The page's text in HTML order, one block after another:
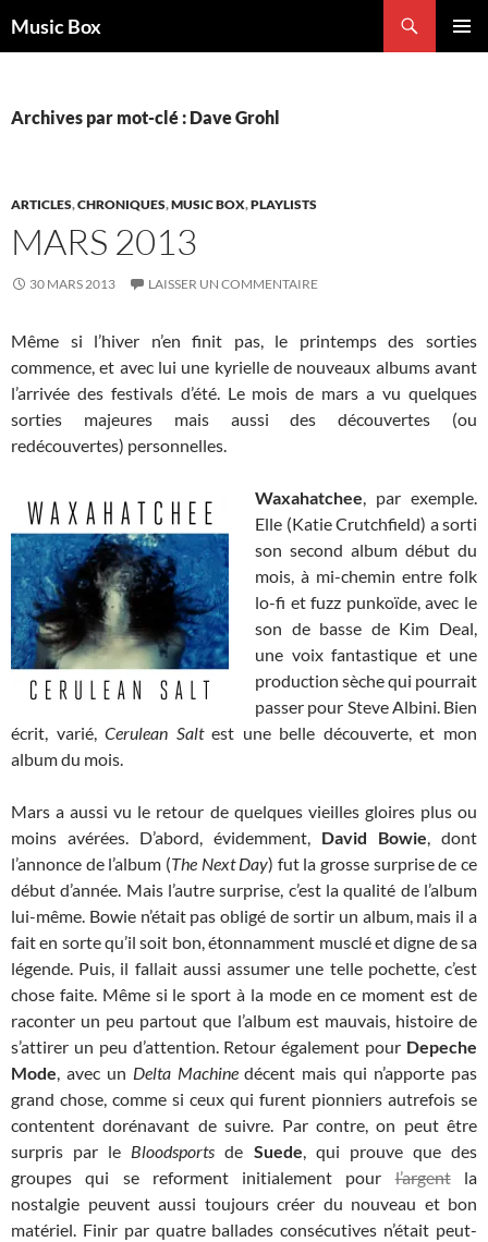
auMusic Box
Archives par mot-clé : Dave Grohl
ARTICLES,CHRONIQUES,MUSIC BOX,PLAYLISTS
MARS 2013
30 MARS 2013 LAISSER UN COMMENTAIRE
Même si l’hiver n’en finit pas, le printemps des sorties
commence, et avec lui une kyrielle de nouveaux albums avant
l’arrivée des festivals d’été. Le mois de mars a vu quelques
sorties majeures mais aussi des découvertes (ou
redécouvertes) personnelles.
Waxahatchee, par exemple.
Elle (Katie Crutchfield) a sorti
son second album début du
mois, à mi-chemin entre folk
lo-fi et fuzz punkoïde, avec le
son de basse de Kim Deal,
une voix fantastique et une
production sèche qui pourrait
passer pour Steve Albini. Bien
écrit, varié,Cerulean Saltest une belle découverte, et mon
album du mois.
Mars a aussi vu le retour de quelques vieilles gloires plus ou
moins avérées. D’abord, évidemment, David Bowie, dont
l’annonce de l’album (The Next Day) fut la grosse surprise de ce
début d’année. Mais l’autre surprise, c’est la qualité de l’album
lui-même. Bowie n’était pas obligé de sortir un album, mais il a
fait en sorte qu’il soit bon, étonnamment musclé et digne de sa
légende. Puis, il fallait aussi assumer une telle pochette, c’est
chose faite. Même si le sport à la mode en ce moment est de
raconter un peu partout que l’album est mauvais, histoire de
s’attirer un peu d’attention. Retour également pour Depeche
Mode, avec un Delta Machinedécent mais qui n’apporte pas
grand chose, comme si ceux qui furent pionniers autrefois se
contentent dorénavant de suivre. Par contre, on peut être
surpris par le Bloodsports de Suede, qui prouve que des
groupes qui se reforment initialement pourl’argentla
nostalgie peuvent aussi toujours créer du nouveau et bon
matériel. Finir par quatre ballades consécutives n’était peut-